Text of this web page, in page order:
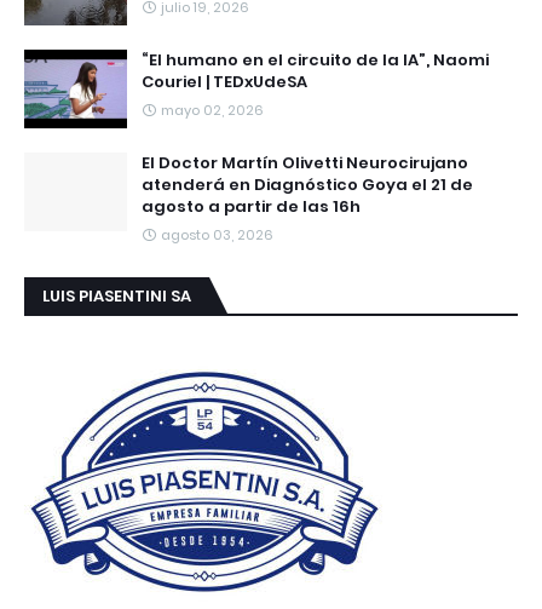
julio 19, 2026
“El humano en el circuito de la IA”, Naomi
Couriel | TEDxUdeSA
mayo 02, 2026
El Doctor Martín Olivetti Neurocirujano
atenderá en Diagnóstico Goya el 21 de
agosto a partir de las 16h
agosto 03, 2026
LUIS PIASENTINI SA